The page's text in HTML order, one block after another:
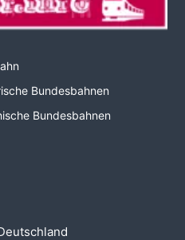
Bundesbahnen
Bundesbahnen